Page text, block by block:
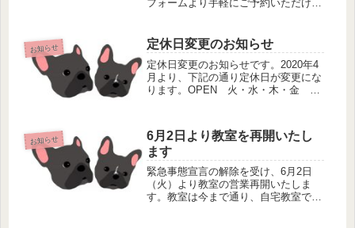
フォームより手軽にご予約いただける
すので、LINEをお使いの方は友だち
追加登録をお願いいたします。L...
お知らせ 定休日変更のお知らせ
定休日変更のお知らせです。2020年4
月より、下記の通り定休日が変更にな
ります。OPEN 火・水・木・金 9
までは土・日・月・祝日はお休みをい
ただいてましたが...
お知らせ
6月2日より教室を再開いたし
ます
緊急事態宣言の解除を受け、6月2日
（火）より教室の営業再開いたしま
す。教室は今まで通り、自宅教室での